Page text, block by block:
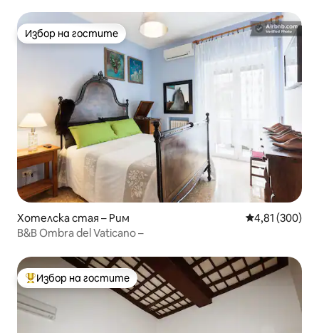
Избор на гостите
Избор на гостите
Хотелска стая – Рим Средна
4,81 (300)
B&B Ombra del Vaticano –
Най-популярен избор на гостите
Избор на гостите